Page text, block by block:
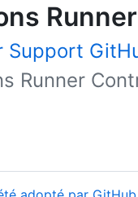
Support
Runner